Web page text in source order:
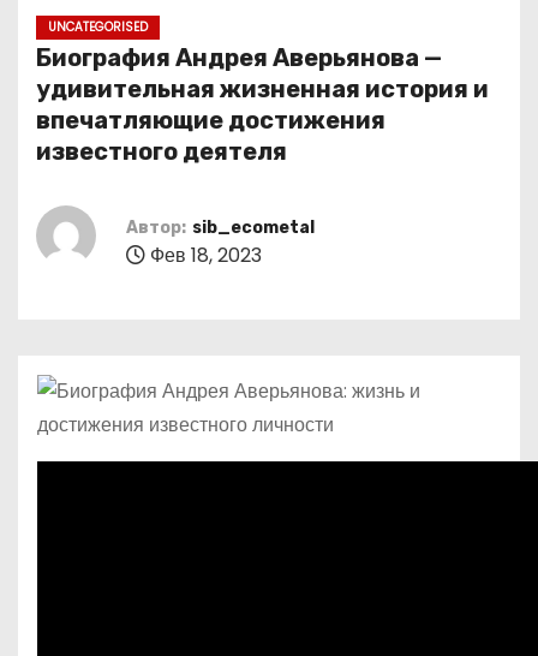
UNCATEGORISED
Биография Андрея Аверьянова —
удивительная жизненная история и
впечатляющие достижения
известного деятеля
Автор: sib_ecometal
Фев 18, 2023